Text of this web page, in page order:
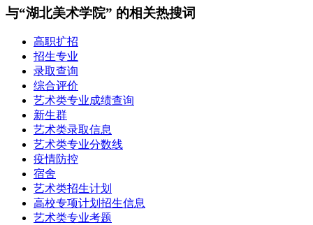
与“湖北美术学院” 的相关热搜词
高职扩招
招生专业
录取查询
综合评价
艺术类专业成绩查询
新生群
艺术类录取信息
艺术类专业分数线
疫情防控
宿舍
艺术类招生计划
高校专项计划招生信息
艺术类专业考题